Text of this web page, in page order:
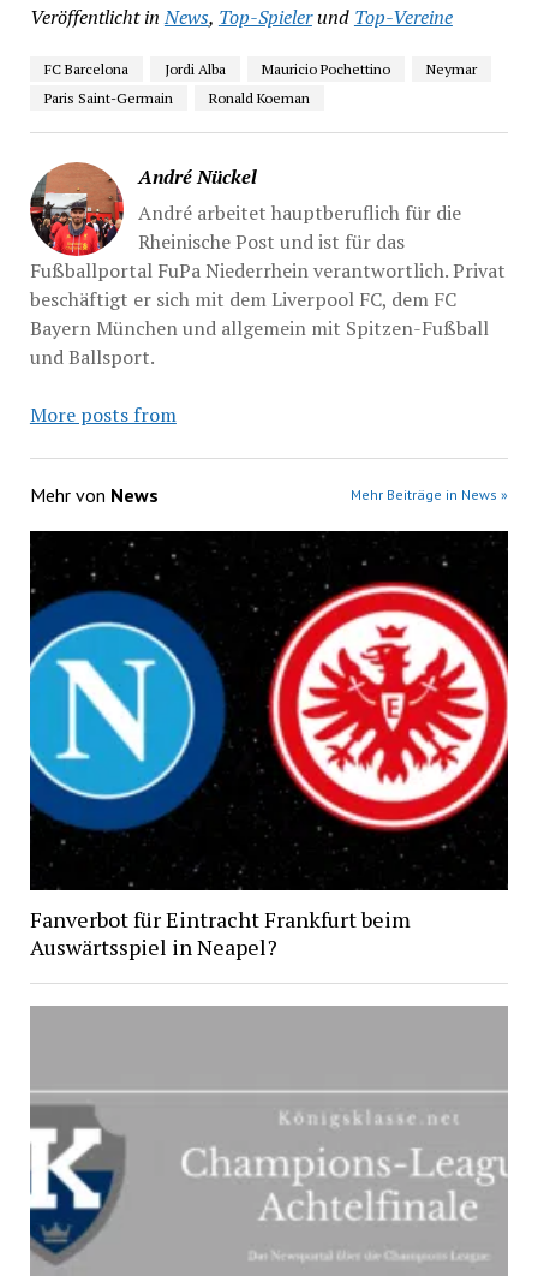
Veröffentlicht in News, Top-Spielerund Top-Vereine
FC Barcelona Jordi Alba Mauricio Pochettino
Neymar
Paris Saint-Germain
Ronald Koeman
André Nückel
André arbeitet hauptberuflich für die
Rheinische Post und ist für das
Fußballportal FuPa Niederrhein verantwortlich. Privat
beschäftigt er sich mit dem Liverpool FC, dem FC
Bayern München und allgemein mit Spitzen-Fußball
und Ballsport.
More posts from
Mehr von News Mehr Beiträge in News »
Fanverbot für Eintracht Frankfurt beim
Auswärtsspiel in Neapel?